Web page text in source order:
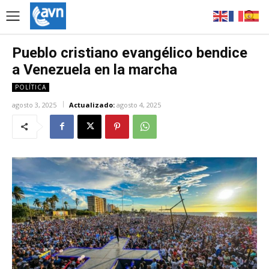
Pueblo cristiano evangélico bendice
a Venezuela en la marcha
POLÍTICA
agosto 3, 2025 Actualizado: agosto 4, 2025